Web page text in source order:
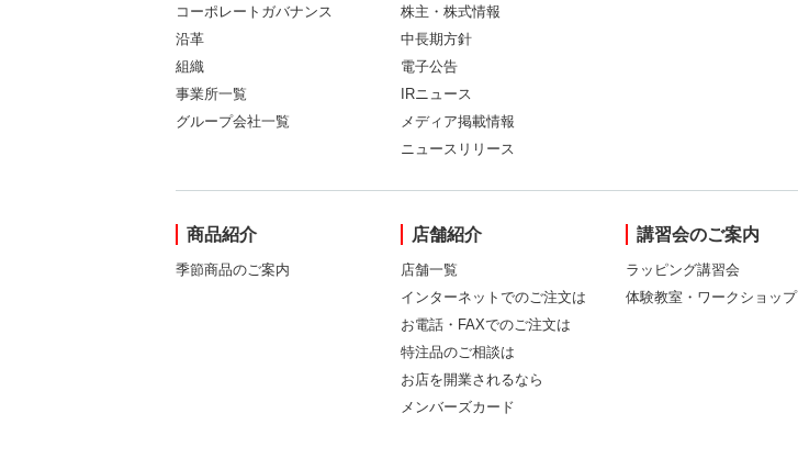
コーポレートガバナンス
沿革
組織
事業所一覧
グループ会社一覧
株主・株式情報
中長期方針
電子公告
IRニュース
メディア掲載情報
ニュースリリース
商品紹介
季節商品のご案内
店舗紹介
店舗一覧
インターネットでのご注文は
お電話・FAXでのご注文は
特注品のご相談は
お店を開業されるなら
メンバーズカード
講習会のご案内
ラッピング講習会
体験教室・ワークショップ